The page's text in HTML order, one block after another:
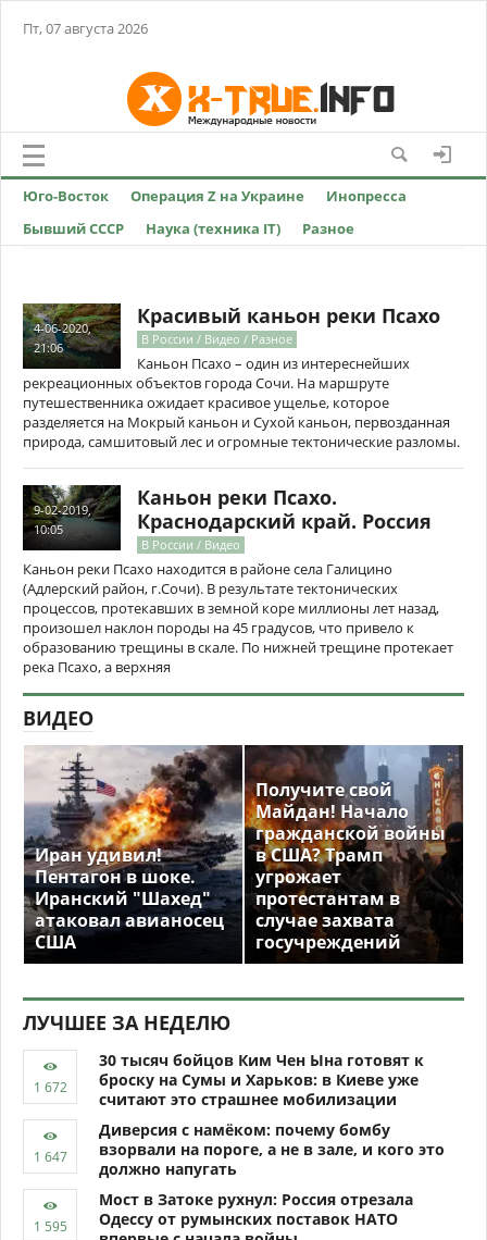
Пт, 07 августа 2026
Юго-Восток Операция Z на Украине
Инопресса
Бывший СССР
Наука (техника IT) Разное
4-06-2020,
21:06
Красивый каньон реки Псахо
В России / Видео / Разное
Каньон Псахо – один из интереснейших
рекреационных объектов города Сочи. На маршруте
путешественника ожидает красивое ущелье, которое
разделяется на Мокрый каньон и Сухой каньон, первозданная
природа, самшитовый лес и огромные тектонические разломы.
9-02-2019,
10:05
Каньон реки Псахо.
Краснодарский край. Россия
В России / Видео
Каньон реки Псахо находится в районе села Галицино
(Адлерский район, г.Сочи). В результате тектонических
процессов, протекавших в земной коре миллионы лет назад,
произошел наклон породы на 45 градусов, что привело к
образованию трещины в скале. По нижней трещине протекает
река Псахо, а верхняя
ВИДЕО
Иран удивил!
Пентагон в шоке.
Иранский "Шахед"
атаковал авианосец
США
Получите свой
Майдан! Начало
гражданской войны
в США? Трамп
угрожает
протестантам в
случае захвата
госучреждений
ЛУЧШЕЕ ЗА НЕДЕЛЮ
30 тысяч бойцов Ким Чен Ына готовят к
броску на Сумы и Харьков: в Киеве уже
считают это страшнее мобилизации
Диверсия с намёком: почему бомбу
взорвали на пороге, а не в зале, и кого это
должно напугать
Мост в Затоке рухнул: Россия отрезала
Одессу от румынских поставок НАТО